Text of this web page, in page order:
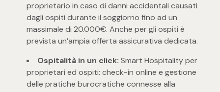
proprietario in caso di danni accidentali causati
dagli ospiti durante il soggiorno fino ad un
massimale di 20.000€. Anche per gli ospiti è
prevista un’ampia offerta assicurativa dedicata.
Ospitalità in un click: Smart Hospitality per
proprietari ed ospiti: check-in online e gestione
delle pratiche burocratiche connesse alla
Qualsiasi